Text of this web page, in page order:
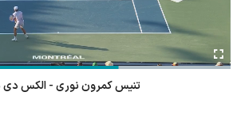
تنیس کمرون نوری - الکس دی